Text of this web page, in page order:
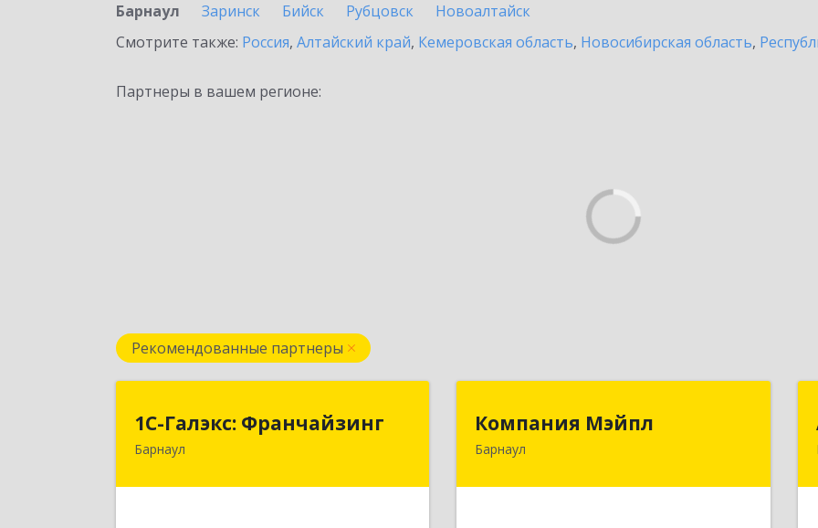
Барнаул
Заринск Бийск Рубцовск
Новоалтайск
Смотрите также: Россия, Алтайский край, Кемеровская область, Новосибирская область,
Партнеры в вашем регионе:
Рекомендованные партнеры
1С-Галэкс: Франчайзинг
Барнаул
1С-Галэкс: Франчайзинг
656015, Алтайский край, Барнаул г,
Компания Мэйпл
Барнаул
Компания Мэйпл
656038, Алтайский край, Барнаул г,